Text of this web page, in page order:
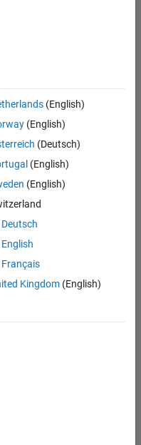
(English)
(English)
(Deutsch)
(English)
(English)
Deutsch
English
Français
Kingdom(English)